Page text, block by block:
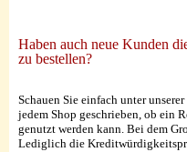
Haben auch neue Kunden
zu bestellen?
Schauen Sie einfach unter
jedem Shop geschrieben, ob ein
genutzt werden kann. Bei dem
Lediglich die